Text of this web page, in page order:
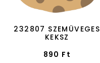
232807 SZEMÜVEGES
KEKSZ
890 Ft